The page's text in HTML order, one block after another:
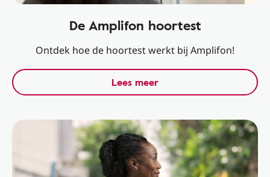
De Amplifon hoortest
Ontdek hoe de hoortest werkt bij Amplifon!
Lees meer